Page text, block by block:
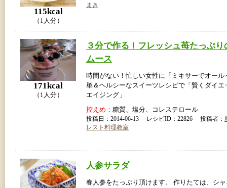
115kcal
（1人分）
まき
171kcal
（1人分）
３分で作る！フレッシュ苺たっぷり
ムース
時間がない！忙しい女性に「ミキサーでオール
単＆ヘルシーなスイーツレシピで「賢くダイエ
エイジング」
控えめ： 糖質、塩分、コレステロール
投稿日：2014-06-13 レシピID：22826 投稿者：
レスト料理教室
人参サラダ
春人参をたっぷり頂けます。 作りたては、シ